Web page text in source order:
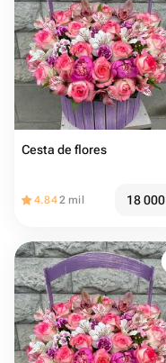
Cesta de flores
4.842 mil 18 000